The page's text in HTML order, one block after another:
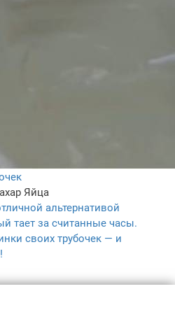
Яйца
альтернативой
тает за считанные часы.
своих трубочек — и